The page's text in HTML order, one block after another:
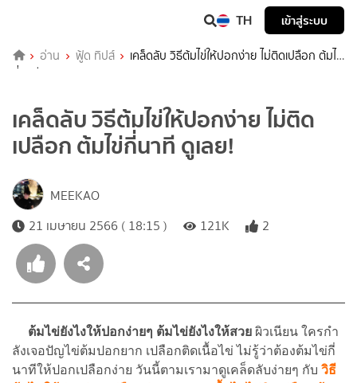
TH เข้าสู่ระบบ
อ่าน ฟู้ด ทิปส์
เคล็ดลับ วิธีต้มไข่ให้ปอกง่าย ไม่ติดเปลือก ต้มไข่
กี่นาที ดูเลย!
เคล็ดลับ วิธีต้มไข่ให้ปอกง่าย ไม่ติด
เปลือก ต้มไข่กี่นาที ดูเลย!
MEEKAO
21 เมษายน 2566 ( 18:15 )
121K 2
ต้มไข่ยังไงให้ปอกง่ายๆ ต้มไข่ยังไงให้สวย ผิวเนียน ใครกำ
ลังเจอปัญไข่ต้มปอกยาก เปลือกติดเนื้อไข่ ไม่รู้ว่าต้องต้มไข่กี่
นาทีให้ปอกเปลือกง่าย วันนี้ตามเรามาดูเคล็ดลับง่ายๆ กับ วิธี